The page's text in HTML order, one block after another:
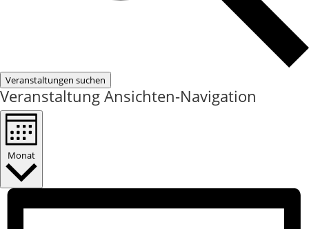
Veranstaltungen suchen
Veranstaltung Ansichten-Navigation
Monat